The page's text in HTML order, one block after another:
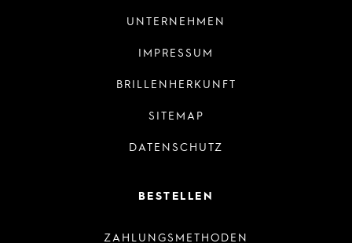
UNTERNEHMEN
IMPRESSUM
BRILLENHERKUNFT
SITEMAP
DATENSCHUTZ
BESTELLEN
ZAHLUNGSMETHODEN